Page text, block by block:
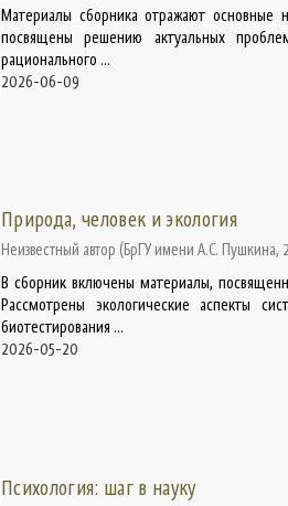
Материалы сборника отражают основные
посвящены решению актуальных
рационального ...
2026-06-09
Природа, человек и экология
Неизвестный автор (БрГУ имени А.С. Пушкина,
В сборник включены материалы,
Рассмотрены экологические аспекты
биотестирования ...
2026-05-20
Психология: шаг в науку